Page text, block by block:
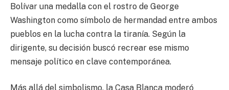
Bolívar una medalla con el rostro de George
Washington como símbolo de hermandad entre ambos
pueblos en la lucha contra la tiranía. Según la
dirigente, su decisión buscó recrear ese mismo
mensaje político en clave contemporánea.
Más allá del simbolismo, la Casa Blanca moderó